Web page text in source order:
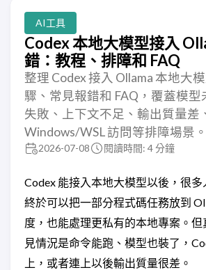
AI工具
Codex 本地大模型接入
錯：教程、排障和 FAQ
整理 Codex 接入 Ollama 本地大
驟、常見報錯和 FAQ，覆蓋模型
失敗、上下文不足、輸出質量差
Windows/WSL 訪問等排障場景。
2026-07-08 閱讀時間: 4 分鐘
Codex 能接入本地大模型以後，很多
終於可以把一部分程式碼任務放到
度，也能處理更私有的本地專案。
見情況是命令能跑、模型也裝了，
上，或者連上以後輸出質量很差。